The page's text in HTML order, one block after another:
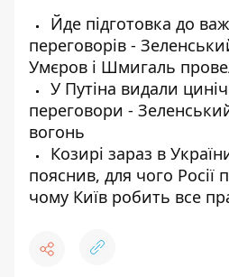
Йде підготовка до
переговорів -
Умєров і Шмигаль
У Путіна видали
переговори -
вогонь
Козирі зараз в
пояснив, для чого Росії
чому Київ робить все